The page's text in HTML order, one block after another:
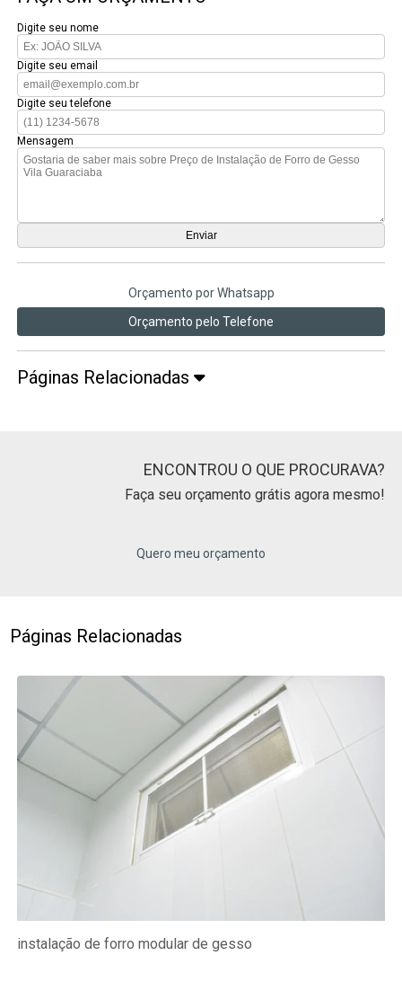
Digite seu nome
Digite seu email
Digite seu telefone
Mensagem
Orçamento por Whatsapp
Orçamento pelo Telefone
Páginas Relacionadas
ENCONTROU O QUE PROCURAVA?
Faça seu orçamento grátis agora mesmo!
Quero meu orçamento
Páginas Relacionadas
instalação de forro modular de gesso